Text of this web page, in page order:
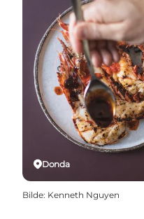
Donda
Bilde: Kenneth Nguyen